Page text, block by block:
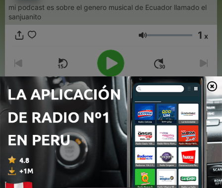
mi podcast es sobre el genero musical de Ecuador llamado el
sanjuanito
Volumen 1 x
00:00
Episodios
1 - El sanjuanito
22 jul. 2020